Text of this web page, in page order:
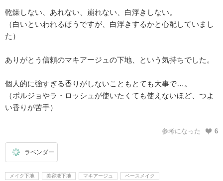
乾燥しない、あれない、崩れない、白浮きしない。
（白いといわれるほうですが、白浮きするかと心配していまし
た）
ありがとう信頼のマキアージュの下地、という気持ちでした。
個人的に強すぎる香りがしないこともとても大事で…。
（ポルジョやラ・ロッシュが使いたくても使えないほど、つよ
い香りが苦手）
参考になった 6
ラベンダー
メイク下地 美容液下地 マキアージュ ベースメイク